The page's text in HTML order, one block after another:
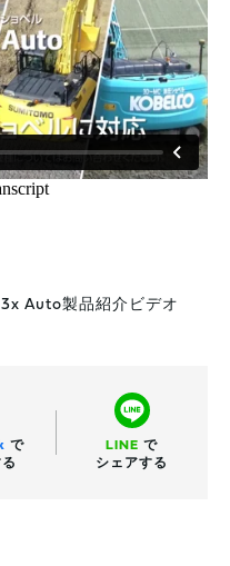
Auto製品紹介ビデオ
で
LINE で
シェアする